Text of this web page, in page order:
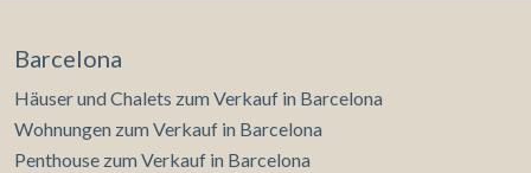
Barcelona
Häuser und Chalets zum Verkauf in Barcelona
Wohnungen zum Verkauf in Barcelona
Penthouse zum Verkauf in Barcelona